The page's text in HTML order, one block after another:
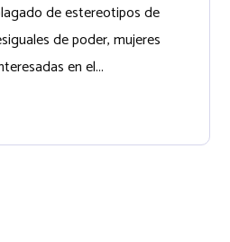
de estereotipos de
de poder, mujeres
en el...